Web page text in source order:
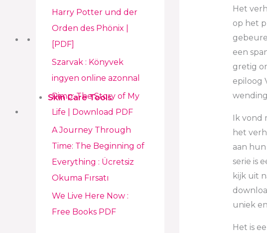
Skin Care Tools
r
:
Harry Potter und der
Orden des Phönix |
[PDF]
Szarvak : Könyvek
ingyen online azonnal
Pimp: The Story of My
Life | Download PDF
A Journey Through
Time: The Beginning of
Everything : Ücretsiz
Okuma Fırsatı
We Live Here Now :
Free Books PDF
Het
op het
een
gretig
epiloog
Ik
het
aan
serie is
kijk uit
uniek
Het is